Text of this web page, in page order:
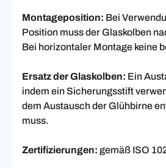
Montageposition: Bei
Position muss der Glaskolben
Bei horizontaler Montage keine
Ersatz der Glaskolben: Ein
indem ein Sicherungsstift
dem Austausch der Glühbirne
muss.
Zertifizierungen: gemäß ISO